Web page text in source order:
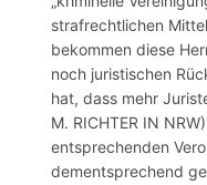
strafrechtlichen
bekommen diese
noch juristischen
hat, dass mehr
M. RICHTER IN
entsprechenden
dementsprechend